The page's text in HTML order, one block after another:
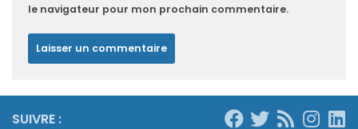
le navigateur pour mon prochain commentaire.
SUIVRE :